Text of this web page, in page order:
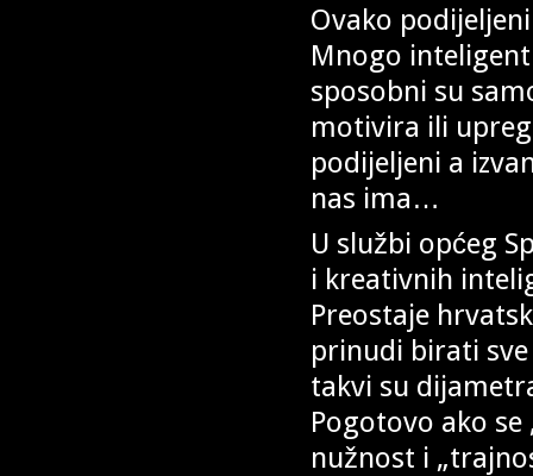
Ovako
Mnogo
sposobni su
motivira ili
podijeljeni a
nas ima…
U službi općeg
i kreativnih
Preostaje
prinudi birati sve
takvi su
Pogotovo ako
nužnost i